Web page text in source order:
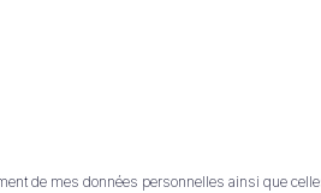
de mes données personnelles ainsi que